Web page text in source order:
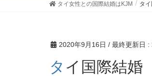
タイ女性との国際結婚はKJM タ
2020年9月16日 / 最終更新日 :
タイ国際結